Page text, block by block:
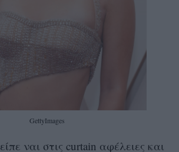
GettyImages
είπε ναι στις curtain αφέλειες και